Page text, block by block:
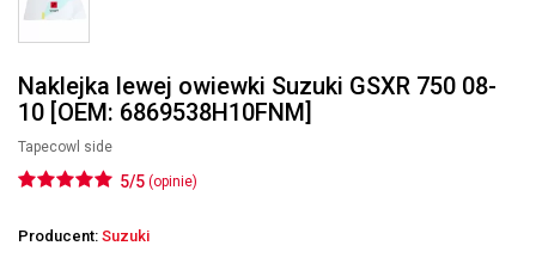
Naklejka lewej owiewki Suzuki GSXR 750 08-
10 [OEM: 6869538H10FNM]
Tapecowl side
5/5 (opinie)
Producent: Suzuki